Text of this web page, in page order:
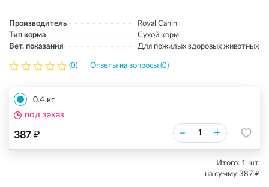
Производитель
Royal Canin
Тип корма
Сухой корм
Вет. показания
Для пожилых здоровых животных
(0) Ответы на вопросы (0)
0.4 кг
387 ₽ – +
под заказ
Итого: 1 шт.
на сумму 387 ₽